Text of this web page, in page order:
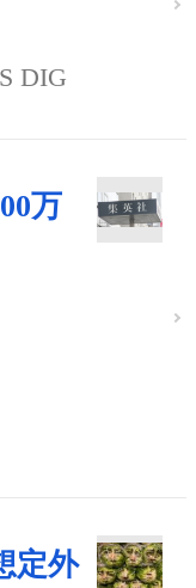
DIG
万
定外